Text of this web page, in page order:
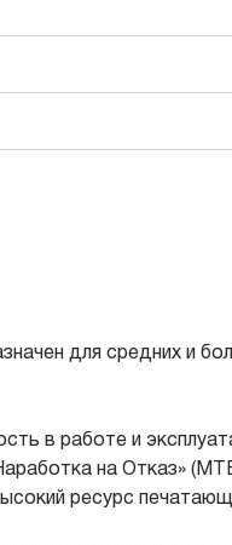
для средних и
в работе и
на Отказ»
ресурс